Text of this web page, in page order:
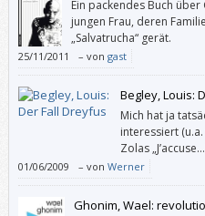
Ein packendes Buch
jungen Frau, deren
„Salvatrucha“ gerät.
25/11/2011 – von gast
Begley, Louis:
Mich hat ja
interessiert
Zolas
genau
jenen ergehen, die „bloß“ vom
worden sind?
01/06/2009 – von Werner
Ghonim, Wael: